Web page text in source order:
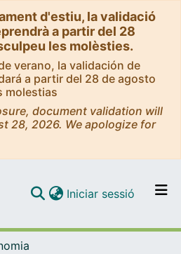
d'estiu, la validació
a partir del 28
les molèsties.
verano, la validación de
a partir del 28 de agosto
molestias
document validation will
28, 2026. We apologize for
Navega per tot el DD
Iniciar sessió (current)